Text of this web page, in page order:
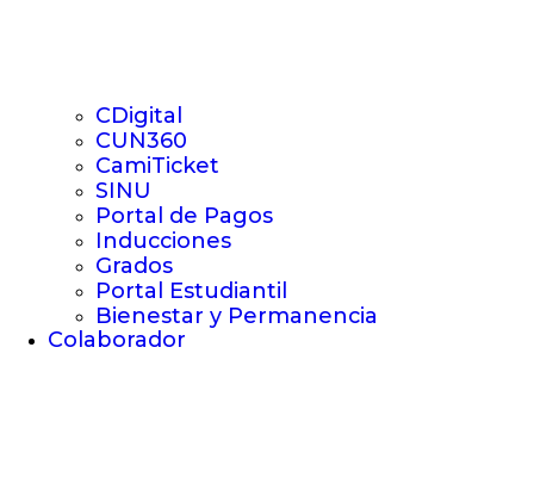
CDigital
CUN360
CamiTicket
SINU
Portal de Pagos
Inducciones
Grados
Portal Estudiantil
Bienestar y Permanencia
Colaborador